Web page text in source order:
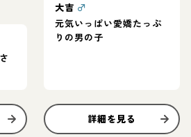
大吉 ♂
元気いっぱい愛嬌たっぷ
りの男の子
詳細を見る